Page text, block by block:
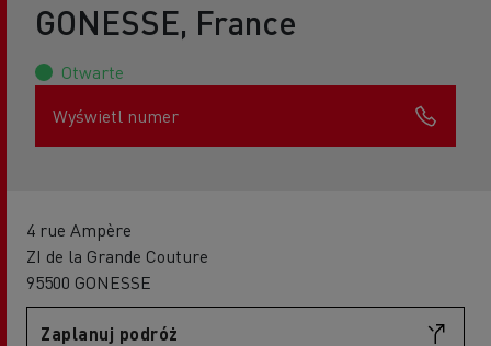
GONESSE, France
Otwarte
Wyświetl numer
4 rue Ampère
ZI de la Grande Couture
95500 GONESSE
Zaplanuj podróż